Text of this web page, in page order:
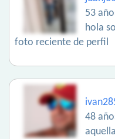
53
hola
foto reciente de perfil
48